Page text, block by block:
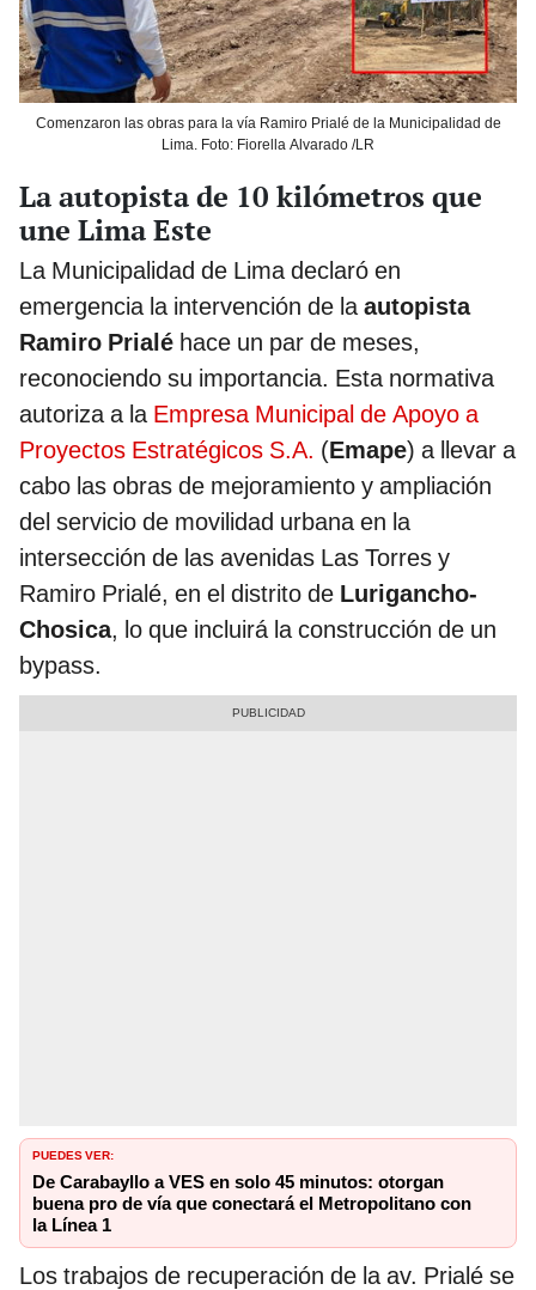
Comenzaron las obras para la vía Ramiro Prialé de la Municipalidad de
Lima. Foto: Fiorella Alvarado /LR
La autopista de 10 kilómetros que
une Lima Este
La Municipalidad de Lima declaró en
emergencia la intervención de la autopista
Ramiro Prialé hace un par de meses,
reconociendo su importancia. Esta normativa
autoriza a la Empresa Municipal de Apoyo a
Proyectos Estratégicos S.A. (Emape) a llevar a
cabo las obras de mejoramiento y ampliación
del servicio de movilidad urbana en la
intersección de las avenidas Las Torres y
Ramiro Prialé, en el distrito de Lurigancho-
Chosica, lo que incluirá la construcción de un
bypass.
PUEDES VER:
De Carabayllo a VES en solo 45 minutos: otorgan
buena pro de vía que conectará el Metropolitano con
la Línea 1
Los trabajos de recuperación de la av. Prialé se